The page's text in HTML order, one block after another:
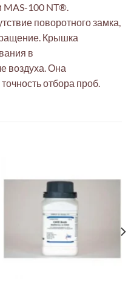
MAS-100 NT®.
поворотного замка,
Крышка
в
воздуха. Она
отбора проб.